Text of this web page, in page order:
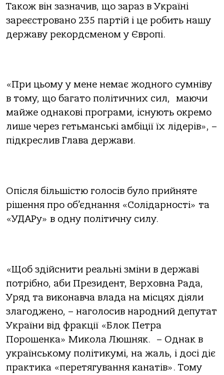
Також він зазначив, що зараз в Україні
зареєстровано 235 партій і це робить нашу
державу рекордсменом у Європі.
«При цьому у мене немає жодного сумніву
в тому, що багато політичних сил, маючи
майже однакові програми, існують окремо
лише через гетьманські амбіції їх лідерів», –
підкреслив Глава держави.
Опісля більшістю голосів було прийняте
рішення про об’єднання «Солідарності» та
«УДАРу» в одну політичну силу.
«Щоб здійснити реальні зміни в державі
потрібно, аби Президент, Верховна Рада,
Уряд та виконавча влада на місцях діяли
злагоджено, – наголосив народний депутат
України від фракції «Блок Петра
Порошенка» Микола Люшняк. – Однак в
українському політикумі, на жаль, і досі діє
практика «перетягування канатів». Тому